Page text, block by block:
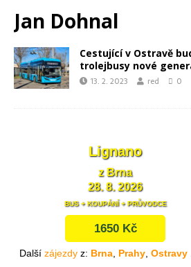
Jan Dohnal
Cestující v Ostravě
trolejbusy nové
13. 2. 2023 red 0